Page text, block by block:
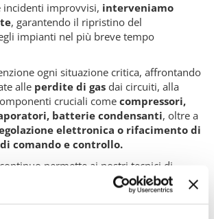
incidenti improvvisi, interveniamo
, garantendo il ripristino del
impianti nel più breve tempo
ogni situazione critica, affrontando
alle perdite di gas dai circuiti, alla
cruciali come compressori,
batterie condensanti, oltre a
elettronica o rifacimento di
comando e controllo.
permette ai nostri tecnici di
per ogni tipo di problema e
riattivazione delle macchine.